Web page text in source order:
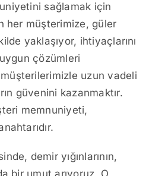
sağlamak için
her müşterimize, güler
yaklaşıyor, ihtiyaçlarını
çözümleri
müşterilerimizle uzun vadeli
güvenini kazanmaktır.
memnuniyeti,
demir yığınlarının,